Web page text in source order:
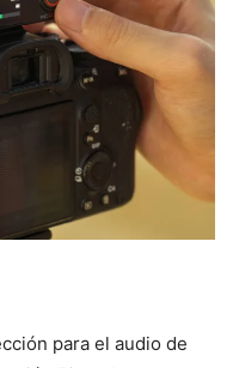
para el audio de